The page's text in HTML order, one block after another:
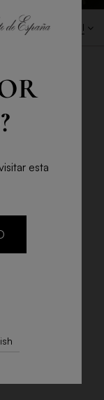
esta
LOS MÁS